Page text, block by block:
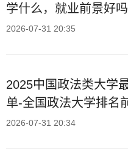
学什么，就业前景好吗
2026-07-31 20:35
2025中国政法类大学
单-全国政法大学排名
2026-07-31 20:34